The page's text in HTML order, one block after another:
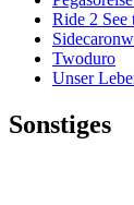
Ride 2 See
Twoduro
Unser
Sonstiges